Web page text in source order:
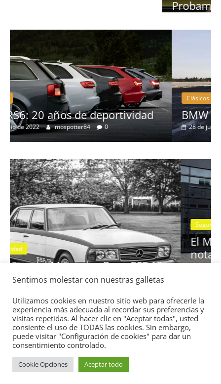
Probamos el Mercedes-Benz A200d
Clásicos
BMW Serie 7: lujo desde 1977
Seguridad Vídeo
El Mazda CX-5 2022 logra la máxima
nota en las pruebas de seguridad
IIHS
11 de noviembre de 2021 mospotter84 0
Copyright © 2026Academia del Motor
Sentimos molestar con nuestras galletas
Utilizamos cookies en nuestro sitio web para ofrecerle la
experiencia más adecuada al recordar sus preferencias y
visitas repetidas. Al hacer clic en "Aceptar todas", usted
consiente el uso de TODAS las cookies. Sin embargo,
puede visitar "Configuración de cookies" para dar un
consentimiento controlado.
Cookie Opciones Aceptar todo